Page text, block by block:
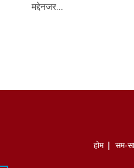
मद्देनजर...
होम सम-